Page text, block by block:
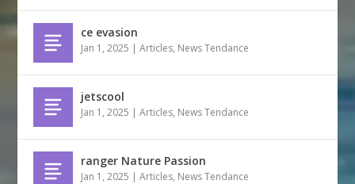
ce evasion
Jan 1, 2025 |Articles, News Tendance
jetscool
Jan 1, 2025 |Articles, News Tendance
ranger Nature Passion
Jan 1, 2025 |Articles, News Tendance